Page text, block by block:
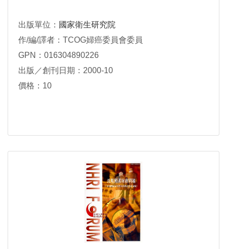
出版單位： 國家衛生研究院
作/編/譯者：TCOG婦癌委員會委員
GPN：016304890226
出版／創刊日期：2000-10
價格：10